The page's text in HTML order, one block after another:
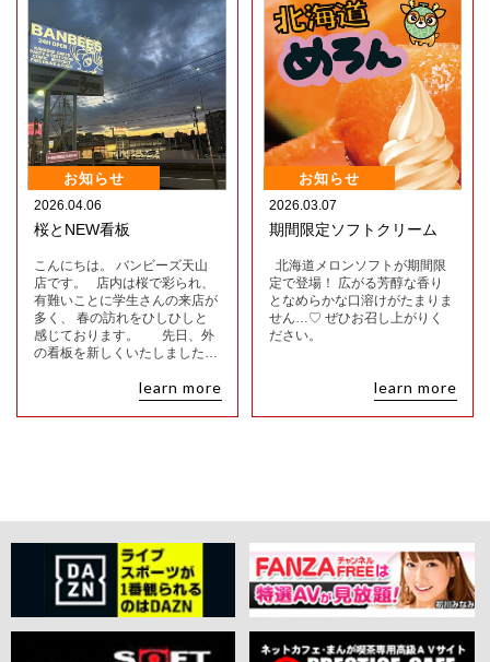
お知らせ
2026.04.06
桜とNEW看板
こんにちは。 バンビーズ天山
店です。 店内は桜で彩られ、
有難いことに学生さんの来店が
多く、 春の訪れをひしひしと
感じております。 先日、外
の看板を新しくいたしました…
learn more
お知らせ
2026.03.07
期間限定ソフトクリーム
北海道メロンソフトが期間限
定で登場！ 広がる芳醇な香り
となめらかな口溶けがたまりま
せん…♡ ぜひお召し上がりく
ださい。
learn more